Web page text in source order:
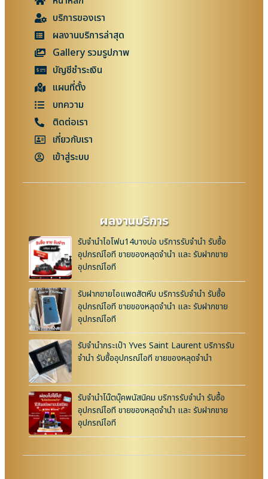
บริการของเรา
ผลงานบริการล่าสุด
Gallery รวมรูปภาพ
บัญชีชำระเงิน
แผนที่ตั้ง
บทความ
ติดต่อเรา
เกี่ยวกับเรา
เข้าสู่ระบบ
ผลงานบริการ
รับจำนำไอโฟน14บางบ่อ บริการรับจำนำ รับซื้อ
อุปกรณ์ไอที ขายของหลุดจำนำ และ รับฝากขาย
อุปกรณ์ไอที
รับฝากขายไอแพดสัตหีบ บริการรับจำนำ รับซื้อ
อุปกรณ์ไอที ขายของหลุดจำนำ และ รับฝากขาย
อุปกรณ์ไอที
รับจำนำกระเป๋า Yves Saint Laurent บริการรับ
จำนำ รับซื้ออุปกรณ์ไอที ขายของหลุดจำนำ
รับจำนำโน๊ตบุ๊คพนัสนิคม บริการรับจำนำ รับซื้อ
อุปกรณ์ไอที ขายของหลุดจำนำ และ รับฝากขาย
อุปกรณ์ไอที